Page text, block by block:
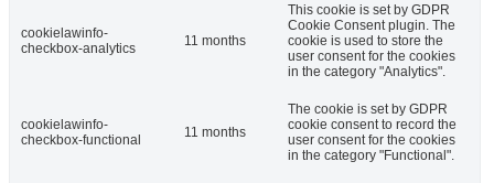
cookielawinfo-
checkbox-analytics
11 months
This cookie is set by GDPR
Cookie Consent plugin. The
cookie is used to store the
user consent for the cookies
in the category "Analytics".
cookielawinfo-
checkbox-functional
11 months
The cookie is set by GDPR
cookie consent to record the
user consent for the cookies
in the category "Functional".